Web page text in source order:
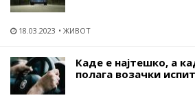
18.03.2023 ЖИВОТ
Каде е најтешко, а
полага возачки